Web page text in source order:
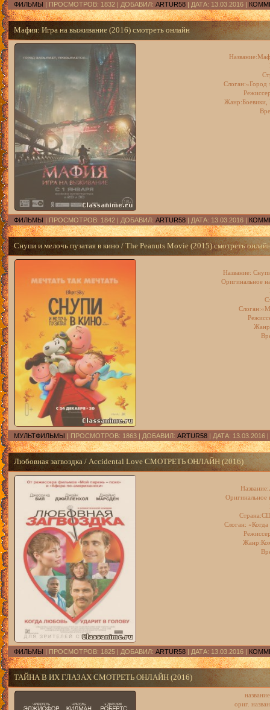
ФИЛЬМЫ | ПРОСМОТРОВ: 1832 | ДОБАВИЛ: ARTUR58 | ДАТА: 13.03.2016 |
Мафия: Игра на выживание (2016) смотреть онлайн
Слоган:«Город
Жанр:Боевики,
ФИЛЬМЫ | ПРОСМОТРОВ: 1842 | ДОБАВИЛ: ARTUR58 | ДАТА: 13.03.2016 |
Снупи и мелочь пузатая в кино / The Peanuts Movie (2015) смотреть
Название:
Оригинальное
МУЛЬТФИЛЬМЫ | ПРОСМОТРОВ: 1863 | ДОБАВИЛ: ARTUR58 | ДАТА: 13.03.2016 |
Любовная загвоздка / Accidental Love СМОТРЕТЬ ОНЛАЙН (2016)
Оригинальное
Слоган:
ФИЛЬМЫ | ПРОСМОТРОВ: 1825 | ДОБАВИЛ: ARTUR58 | ДАТА: 13.03.2016 |
ТАЙНА В ИХ ГЛАЗАХ СМОТРЕТЬ ОНЛАЙН (2016)
название
ориг.